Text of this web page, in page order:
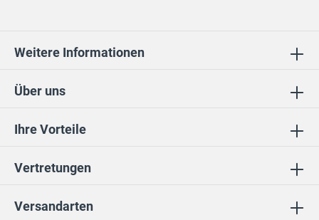
Ihre Vorteile
Vertretungen
Über uns
Weitere Informationen
Versandarten